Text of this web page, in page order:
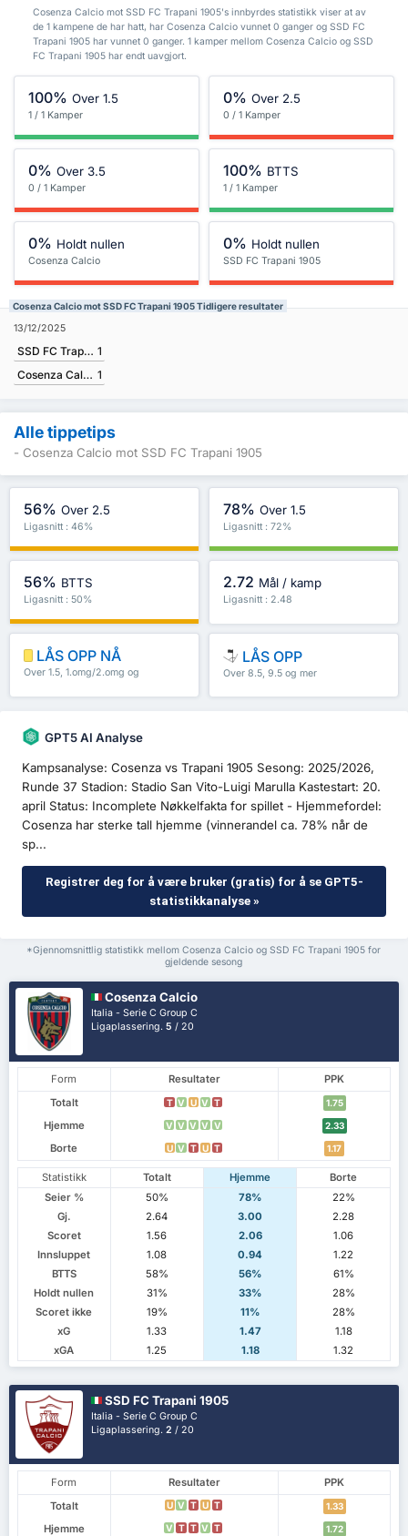
Cosenza Calcio mot SSD FC Trapani 1905's innbyrdes statistikk viser at av
de 1 kampene de har hatt, har Cosenza Calcio vunnet 0 ganger og SSD FC
Trapani 1905 har vunnet 0 ganger. 1 kamper mellom Cosenza Calcio og SSD
FC Trapani 1905 har endt uavgjort.
100% Over 1.5
1 / 1 Kamper
0% Over 2.5
0 / 1 Kamper
0% Over 3.5
0 / 1 Kamper
100% BTTS
1 / 1 Kamper
0% Holdt nullen
Cosenza Calcio
0% Holdt nullen
SSD FC Trapani 1905
Cosenza Calcio mot SSD FC Trapani 1905 Tidligere resultater
13/12/2025
SSD FC Trapani 1905 1
Cosenza Calcio 1
Alle tippetips
- Cosenza Calcio mot SSD FC Trapani 1905
56% Over 2.5
Ligasnitt : 46%
78% Over 1.5
Ligasnitt : 72%
56% BTTS
Ligasnitt : 50%
2.72 Mål / kamp
Ligasnitt : 2.48
LÅS OPP NÅ
Over 1.5, 1.omg/2.omg og
LÅS OPP
Over 8.5, 9.5 og mer
GPT5 AI Analyse
Kampsanalyse: Cosenza vs Trapani 1905 Sesong: 2025/2026,
Runde 37 Stadion: Stadio San Vito-Luigi Marulla Kastestart: 20.
april Status: Incomplete Nøkkelfakta for spillet - Hjemmefordel:
Cosenza har sterke tall hjemme (vinnerandel ca. 78% når de
sp...
Registrer deg for å være bruker (gratis) for å se GPT5-
statistikkanalyse »
*Gjennomsnittlig statistikk mellom Cosenza Calcio og SSD FC Trapani 1905 for
gjeldende sesong
Cosenza Calcio
Italia - Serie C Group C
Ligaplassering.5 / 20
Form Resultater
PPK
Totalt
T V U V T 1.75
Hjemme V V V V V 2.33
Borte U V T U T 1.17
Statistikk Totalt Hjemme
Borte
Seier %
50% 78%
22%
Gj.
2.64 3.00
2.28
Scoret
1.56 2.06
1.06
Innsluppet
1.08 0.94
1.22
BTTS
58% 56%
61%
Holdt nullen
31% 33%
28%
Scoret ikke
19% 11%
28%
xG
1.33 1.47
1.18
xGA
1.25 1.18 1.32
SSD FC Trapani 1905
Italia - Serie C Group C
Ligaplassering.2 / 20
Form Resultater
PPK
Totalt
U V T U T 1.33
Hjemme V T T V T 1.72